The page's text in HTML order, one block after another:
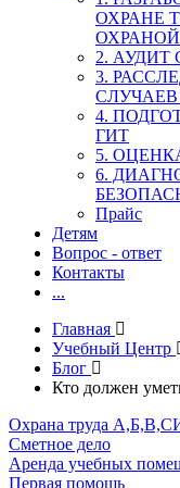
ОХРАНЕ
ОХРАНОЙ
2.
3.
4.
ГИТ
5.
6.
Прайс
Детям
Вопрос - ответ
Контакты
...
Главная
Учебный Центр
Блог
Кто должен
Охрана труда
Сметное дело
Аренда учебных
Первая помощь